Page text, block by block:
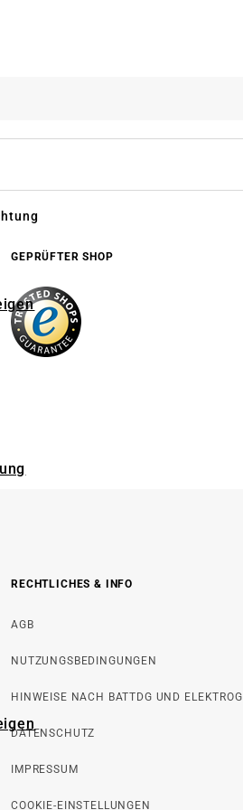
GEPRÜFTER SHOP
RECHTLICHES & INFO
AGB
NUTZUNGSBEDINGUNGEN
HINWEISE NACH BATTDG UND ELEKTROG
DATENSCHUTZ
IMPRESSUM
COOKIE-EINSTELLUNGEN